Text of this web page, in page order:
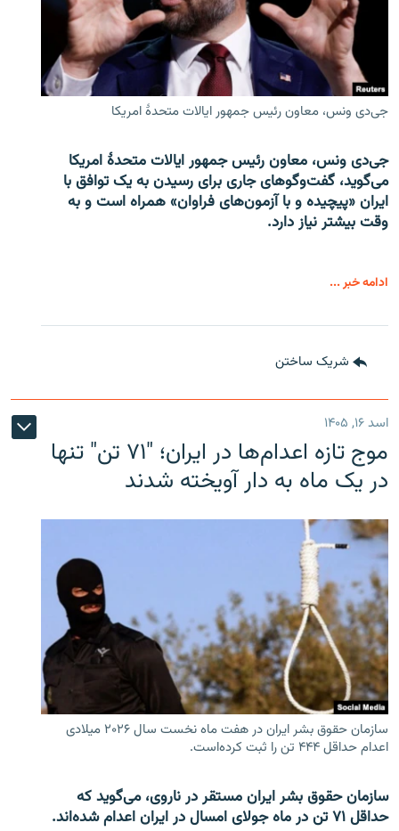
جی‌دی ونس، معاون رئیس جمهور ایالات متحدۀ امریکا
جی‌دی ونس، معاون رئیس جمهور ایالات متحدۀ امریکا
می‌گوید، گفت‌وگوهای جاری برای رسیدن به یک توافق با
ایران «پیچیده و با آزمون‌های فراوان» همراه است و به
وقت بیشتر نیاز دارد.
ادامه خبر ...
شریک ساختن
اسد ۱۶, ۱۴۰۵
موج تازه اعدام‌ها در ایران؛ "۷۱ تن" تنها
در یک ماه به دار آویخته شدند
سازمان حقوق بشر ایران در هفت ماه نخست سال ۲۰۲۶ میلادی
اعدام حداقل ۴۴۴ تن را ثبت کرده‌است.
سازمان حقوق بشر ایران مستقر در ناروی، می‌گوید که
حداقل ۷۱ تن در ماه جولای امسال در ایران اعدام شده‌اند.